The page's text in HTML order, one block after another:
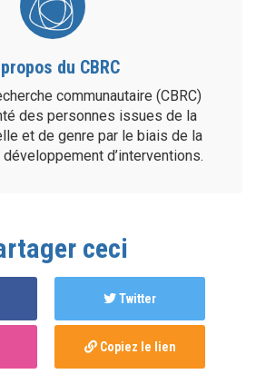
du CBRC
communautaire (CBRC)
des personnes issues de la
et de genre par le biais de la
d’interventions.
ceci
Twitter
Copiez le lien